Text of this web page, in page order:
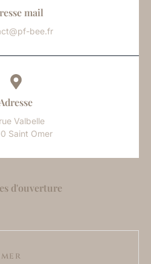
mail
bee.fr
Adresse
Valbelle
Saint Omer
d'ouverture